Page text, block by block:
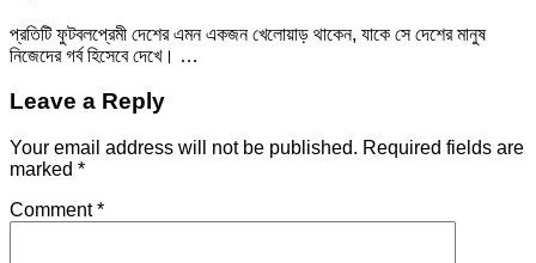
প্রতিটি ফুটবলপ্রেমী দেশের এমন একজন খেলোয়াড় থাকেন, যাকে সে দেশের মানুষ
নিজেদের গর্ব হিসেবে দেখে। …
Leave a Reply
Your email address will not be published. Required fields are
marked *
Comment*